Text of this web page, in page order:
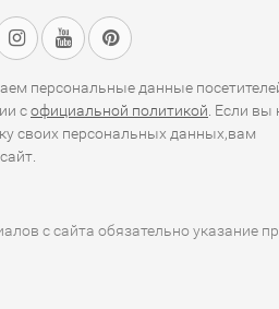
персональные данные
софициальной политикой . Если вы
своих персональных данных,вам
с сайта обязательно указание